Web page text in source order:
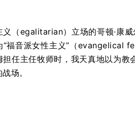
义（egalitarian）立场的哥顿·
“福音派女性主义”（evangelical
担任主任牧师时，我天真地以为
场。